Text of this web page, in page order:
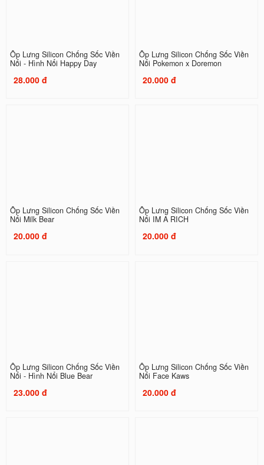
Ốp Lưng Silicon Chống Sốc Viền
Nổi - Hình Nổi Happy Day
28.000 đ
Ốp Lưng Silicon Chống Sốc Viền
Nổi Pokemon x Doremon
20.000 đ
Ốp Lưng Silicon Chống Sốc Viền
Nổi Milk Bear
20.000 đ
Ốp Lưng Silicon Chống Sốc Viền
Nổi IM A RICH
20.000 đ
Ốp Lưng Silicon Chống Sốc Viền
Nổi - Hình Nổi Blue Bear
23.000 đ
Ốp Lưng Silicon Chống Sốc Viền
Nổi Face Kaws
20.000 đ